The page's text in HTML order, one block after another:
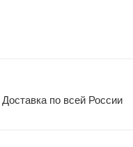
Доставка по всей России